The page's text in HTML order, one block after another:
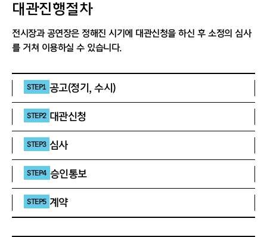
대관진행절차
전시장과 공연장은 정해진 시기에 대관신청을 하신 후 소정의 심사
를 거쳐 이용하실 수 있습니다.
STEP1 공고(정기, 수시)
STEP2 대관신청
STEP3 심사
STEP4 승인통보
STEP5 계약